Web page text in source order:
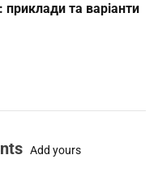
та варіанти
Add yours